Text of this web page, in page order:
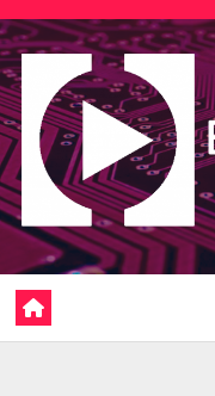
Saltar
al
contenido